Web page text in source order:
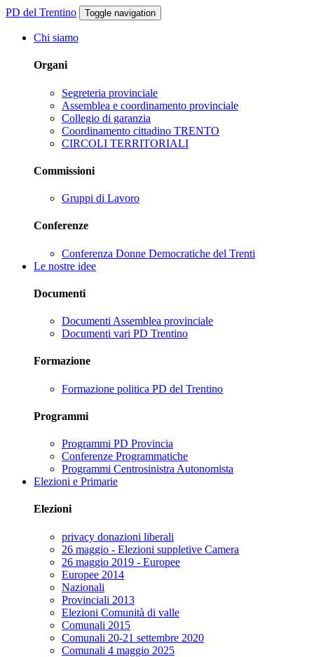
PD del Trentino Toggle navigation
Chi siamo
Organi
Segreteria provinciale
Assemblea e coordinamento provinciale
Collegio di garanzia
Coordinamento cittadino TRENTO
CIRCOLI TERRITORIALI
Commissioni
Gruppi di Lavoro
Conferenze
Conferenza Donne Democratiche del Trenti
Le nostre idee
Documenti
Documenti Assemblea provinciale
Documenti vari PD Trentino
Formazione
Formazione politica PD del Trentino
Programmi
Programmi PD Provincia
Conferenze Programmatiche
Programmi Centrosinistra Autonomista
Elezioni e Primarie
Elezioni
privacy donazioni liberali
26 maggio - Elezioni suppletive Camera
26 maggio 2019 - Europee
Europee 2014
Nazionali
Provinciali 2013
Elezioni Comunità di valle
Comunali 2015
Comunali 20-21 settembre 2020
Comunali 4 maggio 2025